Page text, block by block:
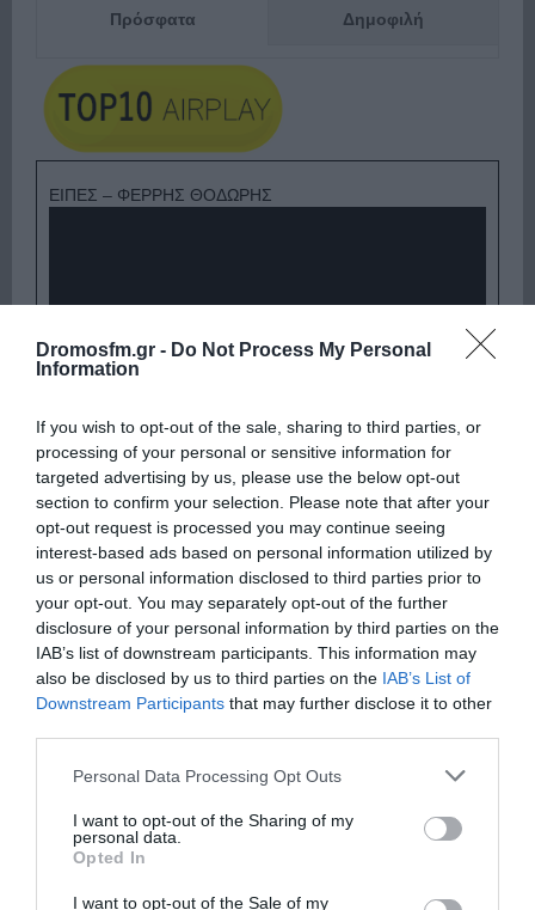
Dromosfm.gr - Do Not Process My Personal
Information
If you wish to opt-out of the sale, sharing to third parties, or
processing of your personal or sensitive information for
targeted advertising by us, please use the below opt-out
section to confirm your selection. Please note that after your
opt-out request is processed you may continue seeing
interest-based ads based on personal information utilized by
us or personal information disclosed to third parties prior to
your opt-out. You may separately opt-out of the further
disclosure of your personal information by third parties on the
IAB’s list of downstream participants. This information may
also be disclosed by us to third parties on the IAB’s List of
Downstream Participants that may further disclose it to other
Please note that this website/app uses one or more Google
not limited to your visit or usage behaviour. You may click to
grant or deny consent to Google and its third-party tags to
use your data for below specified purposes in below Google
consent section.
Personal Data Processing Opt Outs
I want to opt-out of the Sharing of my
personal data.
Opted In
I want to opt-out of the Sale of my
Πρόσφατα Δημοφιλή
ΕΙΠΕΣ – ΦΕΡΡΗΣ ΘΟΔΩΡΗΣ
Παρακαλώ Περιμένετε...
ΛΟΓΑΡΙΑΣΜΟΣ - ΛΙΟΛΙΟΥ ΚΑΤΕΡΙΝΑ
Παρακαλώ Περιμένετε...